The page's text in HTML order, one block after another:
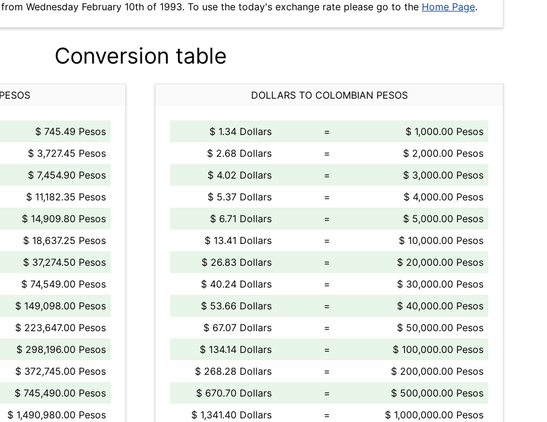
Wednesday February 10th of 1993. To use the today's exchange rate please go to the Home Page.
Conversion table
$ 745.49 Pesos
$ 3,727.45 Pesos
$ 7,454.90 Pesos
$ 11,182.35 Pesos
$ 14,909.80 Pesos
$ 18,637.25 Pesos
$ 37,274.50 Pesos
$ 74,549.00 Pesos
$ 149,098.00 Pesos
$ 223,647.00 Pesos
$ 298,196.00 Pesos
$ 372,745.00 Pesos
$ 745,490.00 Pesos
$ 1,490,980.00 Pesos
DOLLARS TO COLOMBIAN PESOS
$ 1.34 Dollars =
$ 1,000.00 Pesos
$ 2.68 Dollars
=
$ 2,000.00 Pesos
$ 4.02 Dollars
=
$ 3,000.00 Pesos
$ 5.37 Dollars
=
$ 4,000.00 Pesos
$ 6.71 Dollars
=
$ 5,000.00 Pesos
$ 13.41 Dollars
=
$ 10,000.00 Pesos
$ 26.83 Dollars
=
$ 20,000.00 Pesos
$ 40.24 Dollars
=
$ 30,000.00 Pesos
$ 53.66 Dollars
=
$ 40,000.00 Pesos
$ 67.07 Dollars
=
$ 50,000.00 Pesos
$ 134.14 Dollars
=
$ 100,000.00 Pesos
$ 268.28 Dollars
=
$ 200,000.00 Pesos
$ 670.70 Dollars
=
$ 500,000.00 Pesos
$ 1,341.40 Dollars
= $ 1,000,000.00 Pesos